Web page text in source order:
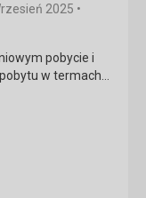
5,0
2025
pobycie i
w termach
pobycie i